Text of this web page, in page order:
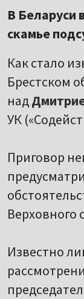
В Беларуси
скамье
Как стало
Брестском
над
УК
Приговор
Верховного
Известно